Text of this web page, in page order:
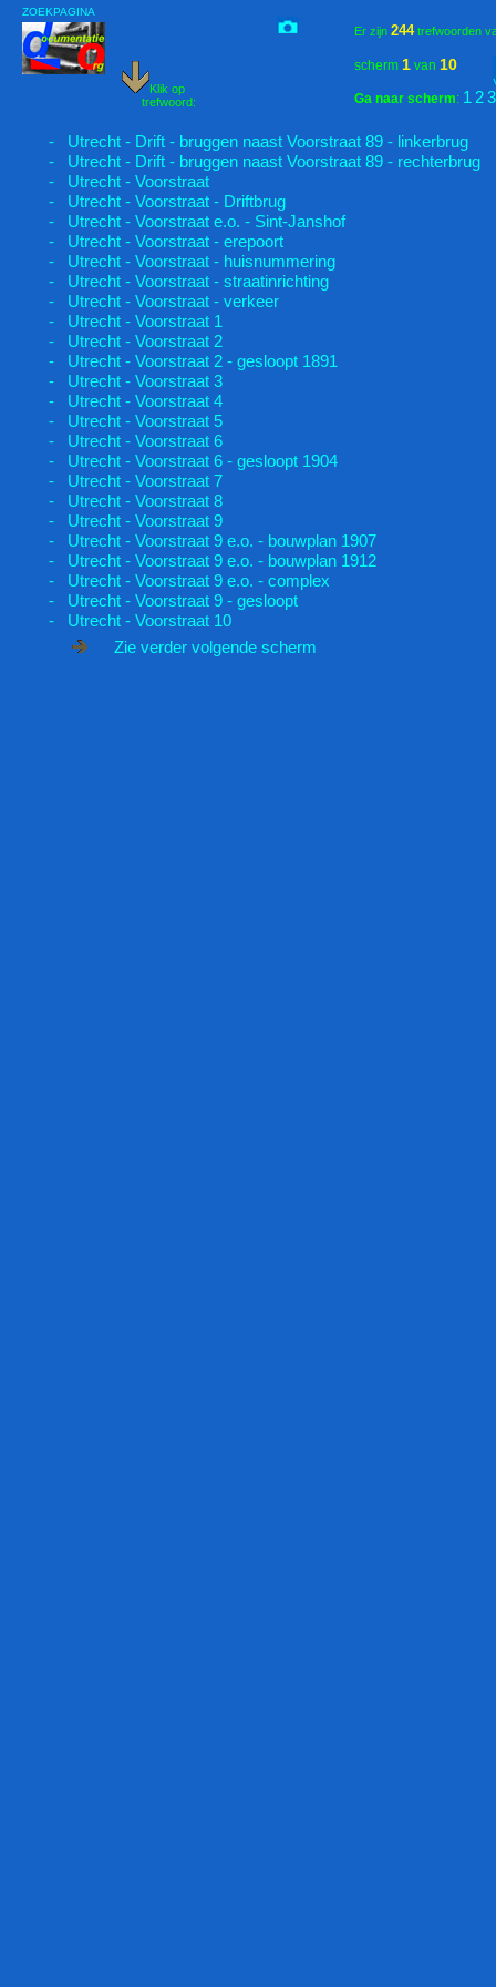
Klik op
trefwoord:
ZOEKPAGINA
- Utrecht - Drift - bruggen naast Voorstraat 89 - linkerbrug
- Utrecht - Drift - bruggen naast Voorstraat 89 - rechterbrug
- Utrecht - Voorstraat
- Utrecht - Voorstraat - Driftbrug
- Utrecht - Voorstraat e.o. - Sint-Janshof
- Utrecht - Voorstraat - erepoort
- Utrecht - Voorstraat - huisnummering
- Utrecht - Voorstraat - straatinrichting
- Utrecht - Voorstraat - verkeer
- Utrecht - Voorstraat 1
- Utrecht - Voorstraat 2
- Utrecht - Voorstraat 2 - gesloopt 1891
- Utrecht - Voorstraat 3
- Utrecht - Voorstraat 4
- Utrecht - Voorstraat 5
- Utrecht - Voorstraat 6
- Utrecht - Voorstraat 6 - gesloopt 1904
- Utrecht - Voorstraat 7
- Utrecht - Voorstraat 8
- Utrecht - Voorstraat 9
- Utrecht - Voorstraat 9 e.o. - bouwplan 1907
- Utrecht - Voorstraat 9 e.o. - bouwplan 1912
- Utrecht - Voorstraat 9 e.o. - complex
- Utrecht - Voorstraat 9 - gesloopt
- Utrecht - Voorstraat 10
Er zijn 244trefwoorden
Zie verder volgende scherm
scherm 1 van 10
Ga naar scherm: 1 23